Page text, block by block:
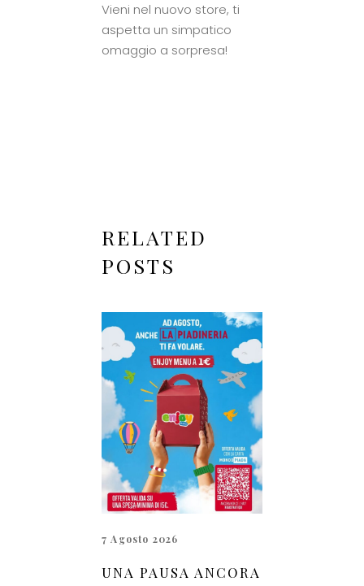
Vieni nel nuovo store, ti
aspetta un simpatico
omaggio a sorpresa!
RELATED
POSTS
7 Agosto 2026
UNA PAUSA ANCORA